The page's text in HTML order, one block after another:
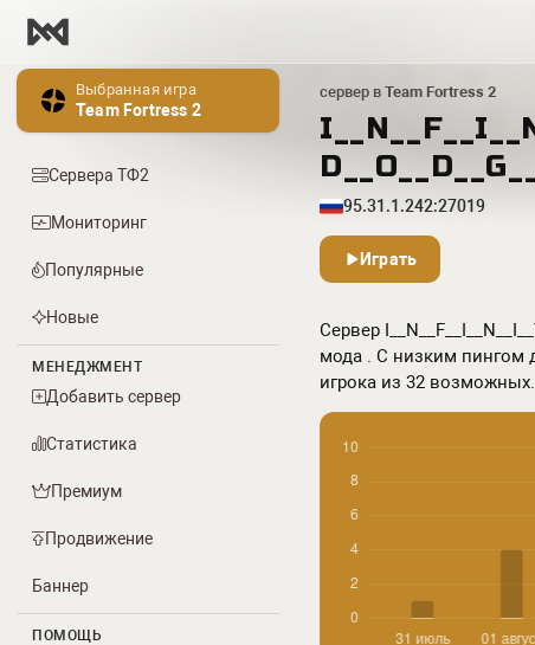
Выбранная игра
Team Fortress 2
Сервера ТФ2
Мониторинг
Популярные
Новые
МЕНЕДЖМЕНТ
Добавить сервер
Статистика
Премиум
Продвижение
Баннер
ПОМОЩЬ
сервер в Team Fortress 2
95.31.1.242:27019
Играть
Сервер
мода . С низким пингом
игрока из 32